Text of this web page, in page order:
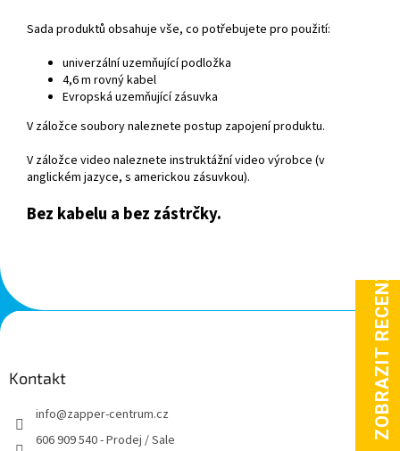
Sada produktů obsahuje vše, co potřebujete pro použití:
univerzálníuzemňující podložka
4,6 m rovný kabel
Evropská uzemňujícízásuvka
V záložce soubory naleznete postup zapojení produktu.
V záložce video naleznete instruktážní video výrobce (v
anglickém jazyce, s americkou zásuvkou).
Bez kabelu a bez zástrčky.
Z
á
Kontakt
info@zapper-centrum.cz
606 909 540 - Prodej / Sale